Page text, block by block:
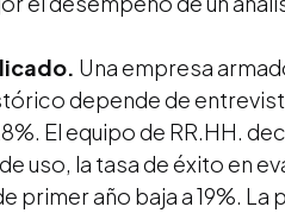
Una empresa
depende de
El equipo de RR.HH.
uso, la tasa de éxito en
primer año baja a 19%.